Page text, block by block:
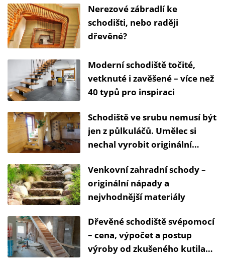
Nerezové zábradlí ke
schodišti, nebo raději
dřevěné?
Moderní schodiště točité,
vetknuté i zavěšené – více než
40 typů pro inspiraci
Schodiště ve srubu nemusí být
jen z půlkuláčů. Umělec si
nechal vyrobit originální
Venkovní zahradní schody –
originální nápady a
nejvhodnější materiály
Dřevěné schodiště svépomocí
– cena, výpočet a postup
výroby od zkušeného kutila